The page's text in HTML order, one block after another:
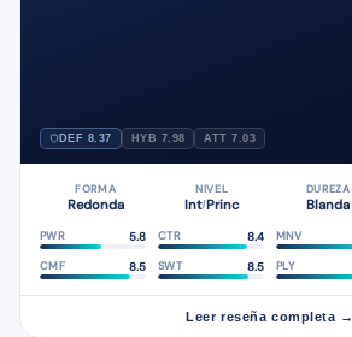
DEF 8.37 HYB 7.98 ATT 7.03
FORMA
Redonda
NIVEL
Int/Princ
DUREZA
Blanda
PWR 5.8 CTR 8.4 MNV
CMF 8.5 SWT 8.5 PLY
Leer reseña completa →